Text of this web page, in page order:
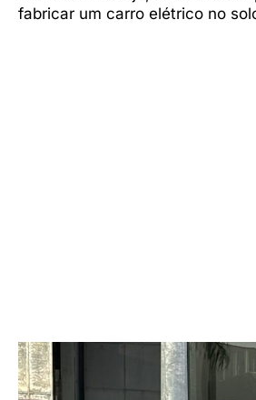
fabricar um carro elétrico no